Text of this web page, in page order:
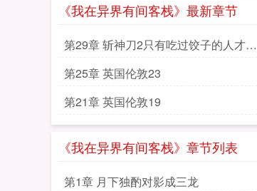
《我在异界有间客栈》最新章节
第29章 斩神刀2只有吃过饺子的人才知
道里面什么馅
第25章 英国伦敦23
第21章 英国伦敦19
《我在异界有间客栈》章节列表
第1章 月下独酌对影成三龙